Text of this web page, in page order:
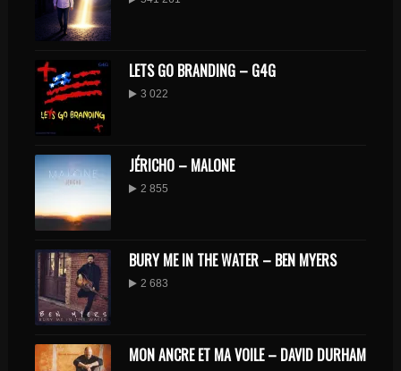
LETS GO BRANDING – G4G
3 022
JÉRICHO – MALONE
2 855
BURY ME IN THE WATER – BEN MYERS
2 683
MON ANCRE ET MA VOILE – DAVID DURHAM